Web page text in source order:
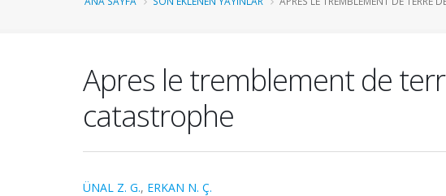
Apres le tremblement de
catastrophe
ÜNAL Z. G., ERKAN N. Ç.